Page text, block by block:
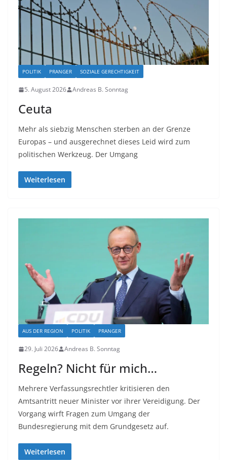
POLITIK PRANGER SOZIALE GERECHTIGKEIT
5. August 2026 Andreas B. Sonntag
Ceuta
Mehr als siebzig Menschen sterben an der Grenze
Europas – und ausgerechnet dieses Leid wird zum
politischen Werkzeug. Der Umgang
Weiterlesen
AUS DER REGION POLITIK PRANGER
29. Juli 2026 Andreas B. Sonntag
Regeln? Nicht für mich…
Mehrere Verfassungsrechtler kritisieren den
Amtsantritt neuer Minister vor ihrer Vereidigung. Der
Vorgang wirft Fragen zum Umgang der
Bundesregierung mit dem Grundgesetz auf.
Weiterlesen